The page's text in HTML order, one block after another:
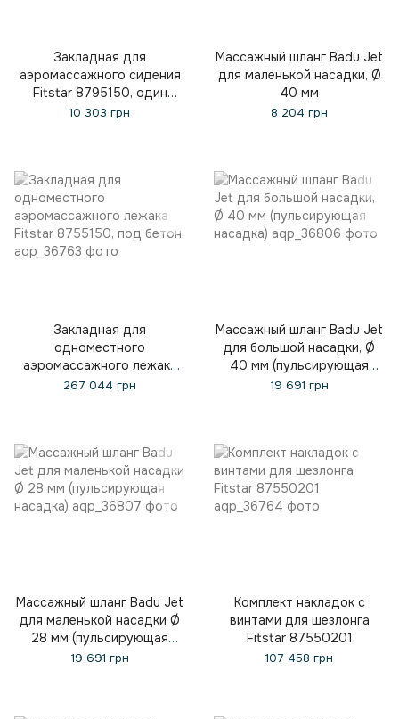
Закладная для
аэромассажного сидения
Fitstar 8795150, один
выход – 240 мм.
10 303 грн
Массажный шланг Badu Jet
для маленькой насадки, Ø
40 мм
8 204 грн
Закладная для
одноместного
аэромассажного лежака
Fitstar 8755150, под бетон.
267 044 грн
Массажный шланг Badu Jet
для большой насадки, Ø
40 мм (пульсирующая
насадка)
19 691 грн
Массажный шланг Badu Jet
для маленькой насадки Ø
28 мм (пульсирующая
насадка)
19 691 грн
Комплект накладок с
винтами для шезлонга
Fitstar 87550201
107 458 грн